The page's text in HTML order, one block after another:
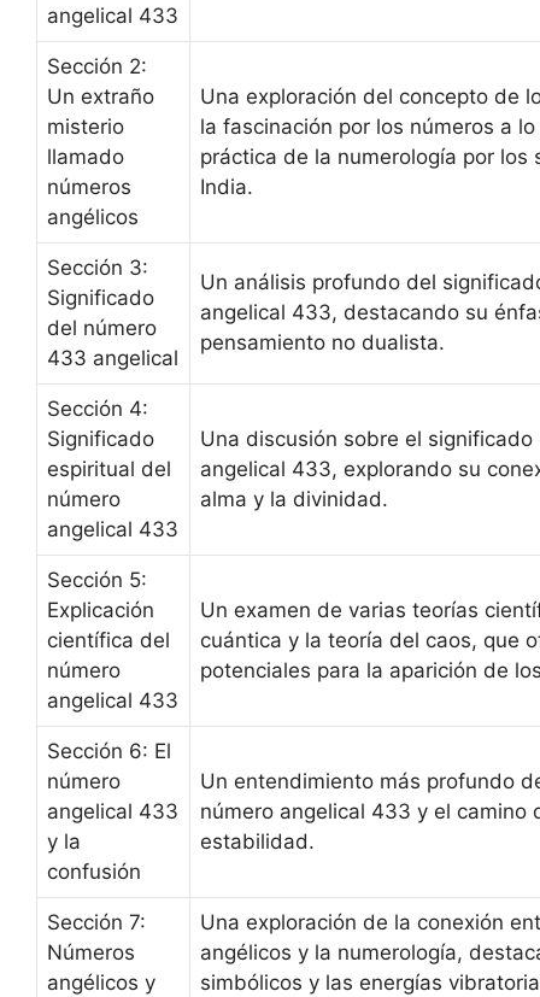
angelical 433
Sección 2:
Un extraño
misterio
llamado
números
angélicos
Una exploración del concepto de
la fascinación por los números a
práctica de la numerología por los
India.
Sección 3:
Significado
del número
433 angelical
Un análisis profundo del
angelical 433, destacando su
pensamiento no dualista.
Sección 4:
Significado
espiritual del
número
angelical 433
Una discusión sobre el
angelical 433, explorando su
alma y la divinidad.
Sección 5:
Explicación
científica del
número
angelical 433
Un examen de varias teorías
cuántica y la teoría del caos, que
potenciales para la aparición de
Sección 6: El
número
angelical 433
y la
confusión
Un entendimiento más profundo
número angelical 433 y el camino
estabilidad.
Sección 7:
Números
angélicos y
Una exploración de la conexión
angélicos y la numerología,
simbólicos y las energías